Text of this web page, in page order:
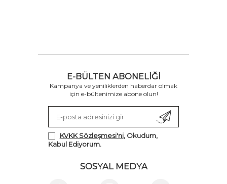
E-BÜLTEN ABONELIĞI
Kampanya ve yeniliklerden haberdar olmak
için e-bültenimize abone olun!
KVKK Sözleşmesi'ni, Okudum,
Kabul Ediyorum.
SOSYAL MEDYA